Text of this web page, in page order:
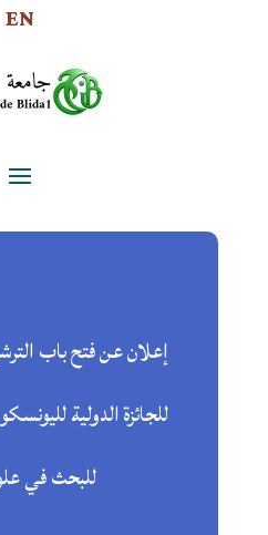
EN
إعلان عن فتح باب
للجائزة الدولية
للبحث في